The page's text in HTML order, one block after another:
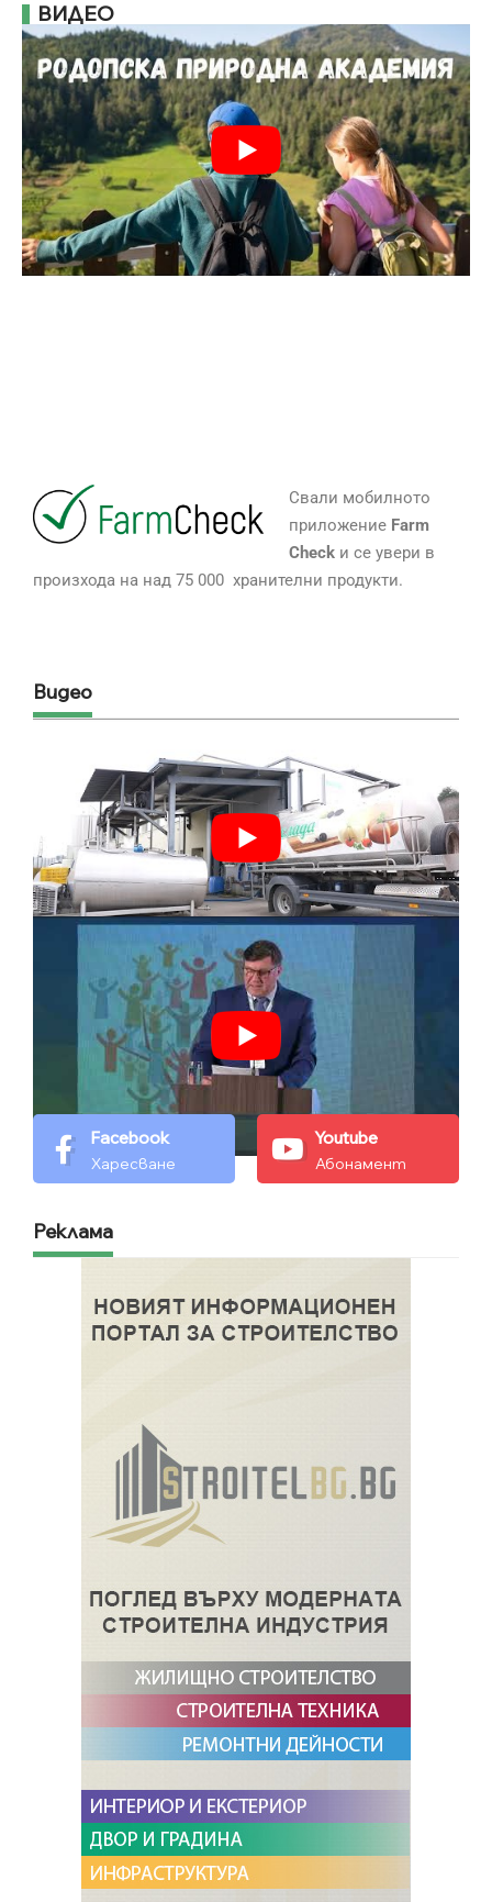
ВИДЕО
Свали мобилното
приложение Farm
Checkи се увери в
произхода на над 75 000 хранителни продукти.
Видео
Facebook
Харесване
Youtube
Абонамент
Реклама